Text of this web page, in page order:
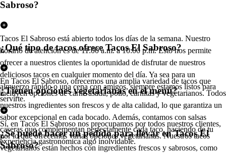
Sabroso?
Tacos El Sabroso está abierto todos los días de la semana. Nuestro
horario de atención es de 11:00 a.m. a 10:00 p.m. Esto nos permite
ofrecer a nuestros clientes la oportunidad de disfrutar de nuestros
deliciosos tacos en cualquier momento del día. Ya sea para un
almuerzo rápido o una cena con amigos, siempre estamos listos para
servirte.
¿Qué tipo de tacos ofrece Tacos El Sabroso?
En Tacos El Sabroso, ofrecemos una amplia variedad de tacos que
incluyen opciones de carne asada, pollo, carnitas y vegetarianos. Todos
nuestros ingredientes son frescos y de alta calidad, lo que garantiza un
sabor excepcional en cada bocado. Además, contamos con salsas
caseras que complementan perfectamente cada taco, haciendo de tu
experiencia gastronómica algo inolvidable.
¿Tienen opciones vegetarianas en el menú?
Sí, en Tacos El Sabroso nos preocupamos por todos nuestros clientes,
por lo que ofrecemos varias opciones vegetarianas. Nuestros tacos
vegetarianos están hechos con ingredientes frescos y sabrosos, como
¿Se puede hacer un pedido para llevar en Tacos El
Sabroso?